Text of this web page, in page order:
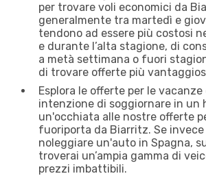
per trovare voli economici da
generalmente tra martedì e
tendono ad essere più costosi
e durante l’alta stagione, di
a metà settimana o fuori
di trovare offerte più
Esplora le offerte per le
intenzione di soggiornare in un
un'occhiata alle nostre offerte
fuoriporta da Biarritz. Se invece
noleggiare un'auto in Spagna,
troverai un’ampia gamma di
prezzi imbattibili.